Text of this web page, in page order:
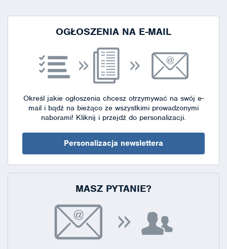
OGŁOSZENIA NA E-MAIL
Określ jakie ogłoszenia chcesz otrzymywać na swój e-
mail i bądź na bieżąco ze wszystkimi prowadzonymi
naborami! Kliknij i przejdź do personalizacji.
Personalizacja newslettera
MASZ PYTANIE?